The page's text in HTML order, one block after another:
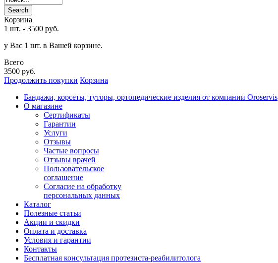
Search
Корзина
1 шт. - 3500 руб.
у Вас 1 шт. в Вашей корзине.
Всего
3500 руб.
Продолжить покупки Корзина
Бандажи, корсеты, туторы, ортопедические изделия от компании Oroservis
О магазине
Сертификаты
Гарантии
Услуги
Отзывы
Частые вопросы
Отзывы врачей
Пользовательское
соглашение
Согласие на обработку
персональных данных
Каталог
Полезные статьи
Акции и скидки
Оплата и доставка
Условия и гарантии
Контакты
Бесплатная консультация протезиста-реабилитолога